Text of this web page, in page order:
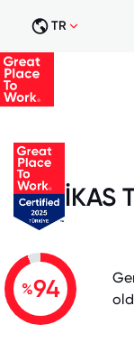
TR
İKAS
%94